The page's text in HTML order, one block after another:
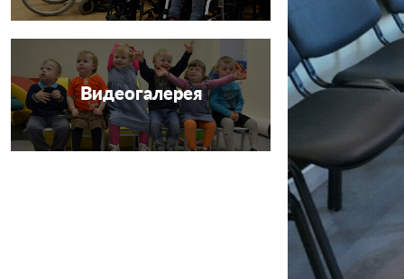
Видеогалерея